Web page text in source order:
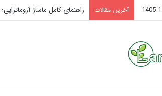
آخرین مقالات راهنمای کامل ماساژ